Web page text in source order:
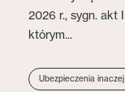
2026 r., sygn. akt
którym...
Ubezpieczenia inaczej